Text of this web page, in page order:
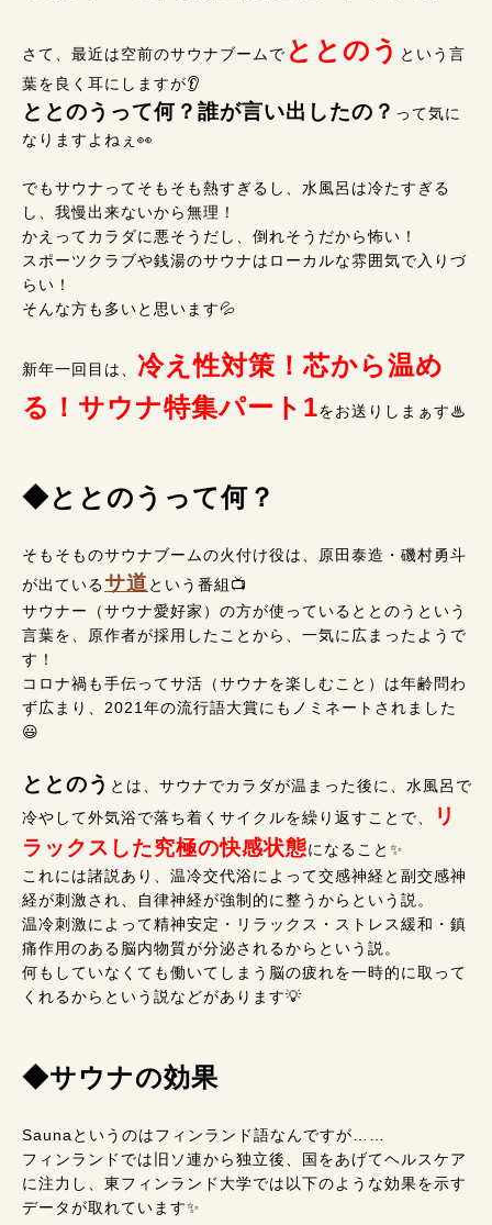
さて、最近は空前のサウナブームで ととのう という言
葉を良く耳にしますが👂
ととのうって何？誰が言い出したの？ って気に
なりますよねぇ👀
でもサウナってそもそも熱すぎるし、水風呂は冷たすぎる
し、我慢出来ないから無理！
かえってカラダに悪そうだし、倒れそうだから怖い！
スポーツクラブや銭湯のサウナはローカルな雰囲気で入りづ
らい！
そんな方も多いと思います💦
新年一回目は、 冷え性対策！芯から温め
る！サウナ特集パート1をお送りしまぁす♨
◆ととのうって何？
そもそものサウナブームの火付け役は、原田泰造・磯村勇斗
が出ているサ道という番組📺
サウナー（サウナ愛好家）の方が使っているととのうという
言葉を、原作者が採用したことから、一気に広まったようで
す！
コロナ禍も手伝ってサ活（サウナを楽しむこと）は年齢問わ
ず広まり、2021年の流行語大賞にもノミネートされました
😃
ととのう とは、サウナでカラダが温まった後に、水風呂で
冷やして外気浴で落ち着くサイクルを繰り返すことで、
リ
ラックスした究極の快感状態になること✨
これには諸説あり、温冷交代浴によって交感神経と副交感神
経が刺激され、自律神経が強制的に整うからという説。
温冷刺激によって精神安定・リラックス・ストレス緩和・鎮
痛作用のある脳内物質が分泌されるからという説。
何もしていなくても働いてしまう脳の疲れを一時的に取って
くれるからという説などがあります💡
◆サウナの効果
Saunaというのはフィンランド語なんですが……
フィンランドでは旧ソ連から独立後、国をあげてヘルスケア
に注力し、東フィンランド大学では以下のような効果を示す
データが取れています✨